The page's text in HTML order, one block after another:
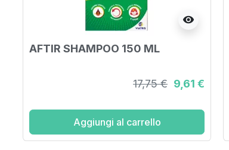
visibility
AFTIR SHAMPOO 150 ML
17,75 € 9,61 €
Aggiungi al carrello